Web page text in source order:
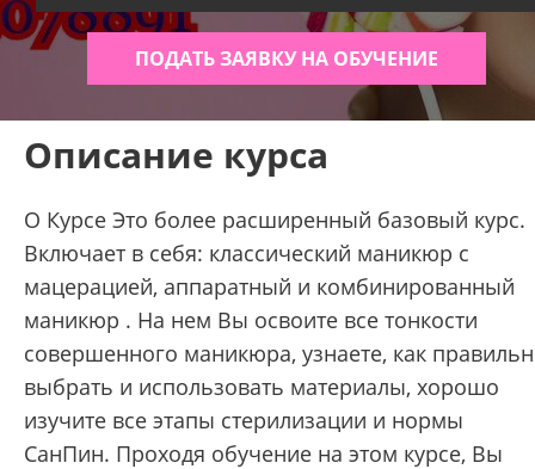
ПОДАТЬ ЗАЯВКУ НА ОБУЧЕНИЕ
Описание курса
О Курсе Это более расширенный базовый курс.
Включает в себя: классический маникюр с
мацерацией, аппаратный и комбинированный
маникюр . На нем Вы освоите все тонкости
совершенного маникюра, узнаете, как
выбрать и использовать материалы, хорошо
изучите все этапы стерилизации и нормы
СанПин. Проходя обучение на этом курсе, Вы